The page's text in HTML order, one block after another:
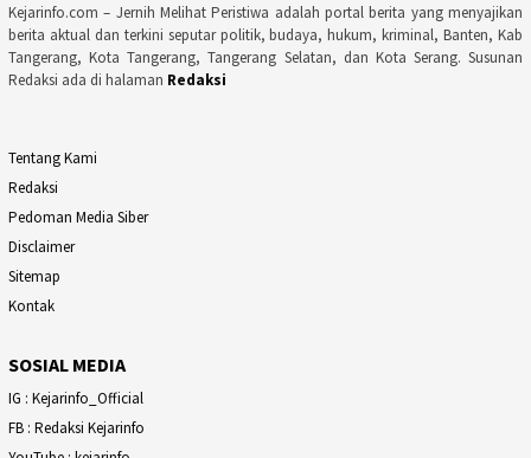
Kejarinfo.com – Jernih Melihat Peristiwa adalah portal berita yang menyajikan
berita aktual dan terkini seputar politik, budaya, hukum, kriminal, Banten, Kab
Tangerang, Kota Tangerang, Tangerang Selatan, dan Kota Serang. Susunan
Redaksi ada di halaman Redaksi
Tentang Kami
Redaksi
Pedoman Media Siber
Disclaimer
Sitemap
Kontak
SOSIAL MEDIA
IG : Kejarinfo_Official
FB : Redaksi Kejarinfo